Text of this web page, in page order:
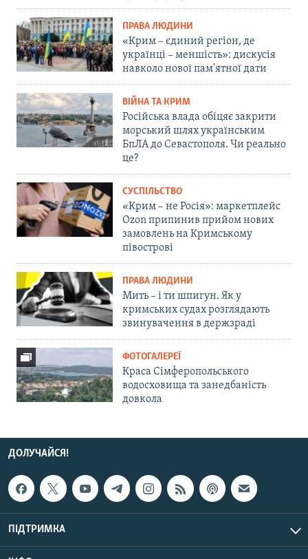
ПРАВА ЛЮДИНИ
«Крим – єдиний регіон, де
українці – меншість»: дискусія
навколо нової пам'ятної дати
ВІЙНА ТА КРИМ
Російська влада обіцяє закрити
морський шлях українським
БпЛА до Севастополя. Чи реально
це?
СУСПІЛЬСТВО
«Крим – не Росія»: маркетплейс
Ozon припинив прийом нових
замовлень на Кримському
півострові
ПРАВА ЛЮДИНИ
Мить – і ти шпигун. Як у
кримських судах розглядають
звинувачення в держзраді
ФОТОГАЛЕРЕЇ
Краса Сімферопольського
водосховища та занедбаність
довкола
ДОЛУЧАЙСЯ!
ПІДТРИМКА